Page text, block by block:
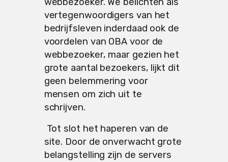
vertegenwoordigers van het
bedrijfsleven inderdaad ook de
voordelen van OBA voor de
webbezoeker, maar gezien het
grote aantal bezoekers, lijkt dit
geen belemmering voor
mensen om zich uit te
schrijven.
Tot slot het haperen van de
site. Door de onverwacht grote
belangstelling zijn de servers